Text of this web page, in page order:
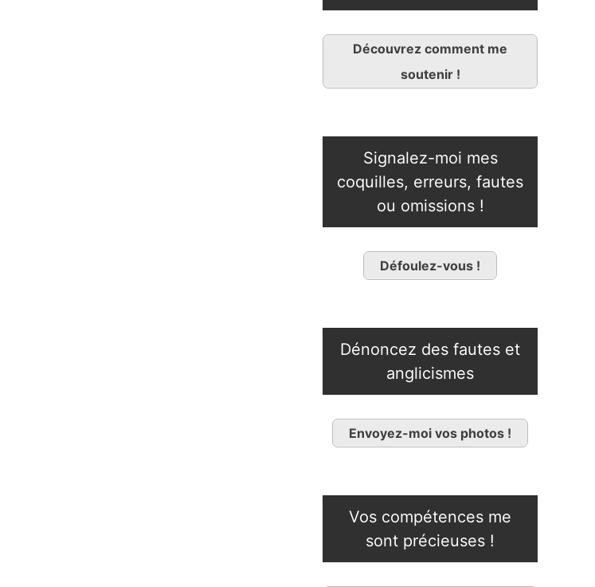
Découvrez comment me
soutenir !
Signalez-moi mes
coquilles, erreurs, fautes
ou omissions !
Défoulez-vous !
Dénoncez des fautes et
anglicismes
Envoyez-moi vos photos !
Vos compétences me
sont précieuses !